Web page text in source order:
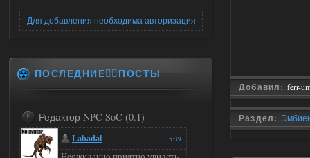
Добавил: ferr-
Раздел:
Для добавления необходима авторизация
ПОСЛЕДНИЕ✍🏻ПОСТЫ
Редактор NPC SoC (0.1)
15:39
Labadal